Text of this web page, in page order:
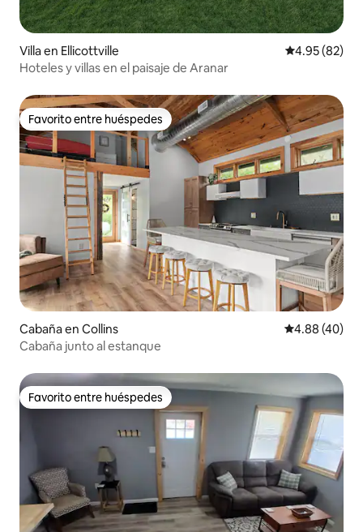
Villa en Ellicottville Calificación
4.95 (82)
Hoteles y villas en el paisaje de Aranar
Favorito entre huéspedes
Favorito entre huéspedes
Cabaña en Collins Calificación
4.88 (40)
Cabaña junto al estanque
Favorito entre huéspedes
Favorito entre huéspedes